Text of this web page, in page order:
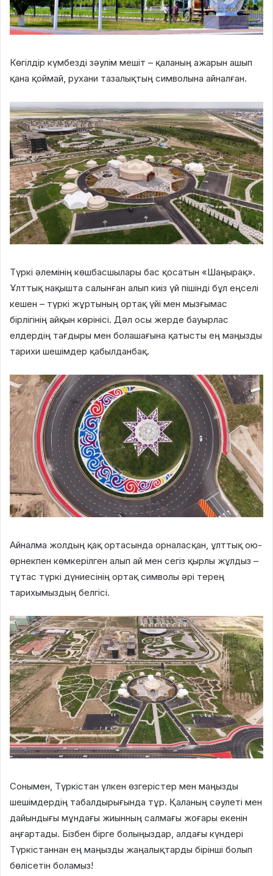
Көгілдір күмбезді зәулім мешіт – қаланың ажарын ашып
қана қоймай, рухани тазалықтың символына айналған.
Түркі әлемінің көшбасшылары бас қосатын «Шаңырақ».
Ұлттық нақышта салынған алып киіз үй пішінді бұл еңселі
кешен – түркі жұртының ортақ үйі мен мызғымас
бірлігінің айқын көрінісі. Дәл осы жерде бауырлас
елдердің тағдыры мен болашағына қатысты ең маңызды
тарихи шешімдер қабылданбақ.
Айналма жолдың қақ ортасында орналасқан, ұлттық ою-
өрнекпен көмкерілген алып ай мен сегіз қырлы жұлдыз –
тұтас түркі дүниесінің ортақ символы әрі терең
тарихымыздың белгісі.
Сонымен, Түркістан үлкен өзгерістер мен маңызды
шешімдердің табалдырығында тұр. Қаланың сәулеті мен
дайындығы мұндағы жиынның салмағы жоғары екенін
аңғартады. Бізбен бірге болыңыздар, алдағы күндері
Түркістаннан ең маңызды жаңалықтарды бірінші болып
бөлісетін боламыз!